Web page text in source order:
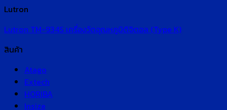
Lutron
Lutron TM-934S เครื่องวัดอุณหภูมิดิจิตอล (Type K)
สินค้า
Atago
Extech
HORIBA
Insize